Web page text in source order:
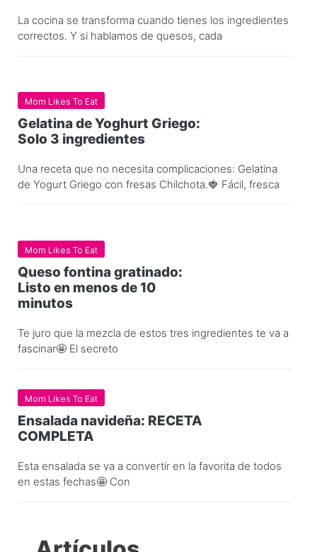
La cocina se transforma cuando tienes los ingredientes
correctos. Y si hablamos de quesos, cada
Mom Likes To Eat
Gelatina de Yoghurt Griego:
Solo 3 ingredientes
Una receta que no necesita complicaciones: Gelatina
de Yogurt Griego con fresas Chilchota.🍓 Fácil, fresca
Mom Likes To Eat
Queso fontina gratinado:
Listo en menos de 10
minutos
Te juro que la mezcla de estos tres ingredientes te va a
fascinar🤩 El secreto
Mom Likes To Eat
Ensalada navideña: RECETA
COMPLETA
Esta ensalada se va a convertir en la favorita de todos
en estas fechas🤩 Con